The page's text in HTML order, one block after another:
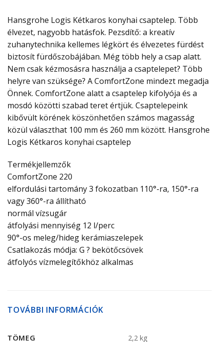
Hansgrohe Logis Kétkaros konyhai csaptelep. Több
élvezet, nagyobb hatásfok. Pezsdítő: a kreatív
zuhanytechnika kellemes légkört és élvezetes fürdést
biztosít fürdőszobájában. Még több hely a csap alatt.
Nem csak kézmosásra használja a csaptelepet? Több
helyre van szüksége? A ComfortZone mindezt megadja
Önnek. ComfortZone alatt a csaptelep kifolyója és a
mosdó közötti szabad teret értjük. Csaptelepeink
kibővült körének köszönhetően számos magasság
közül választhat 100 mm és 260 mm között. Hansgrohe
Logis Kétkaros konyhai csaptelep
Termékjellemzők
ComfortZone 220
elfordulási tartomány 3 fokozatban 110°-ra, 150°-ra
vagy 360°-ra állítható
normál vízsugár
átfolyási mennyiség 12 l/perc
90°-os meleg/hideg kerámiaszelepek
Csatlakozás módja: G ? bekötőcsövek
átfolyós vízmelegítőkhöz alkalmas
TOVÁBBI INFORMÁCIÓK
TÖMEG 2,2 kg